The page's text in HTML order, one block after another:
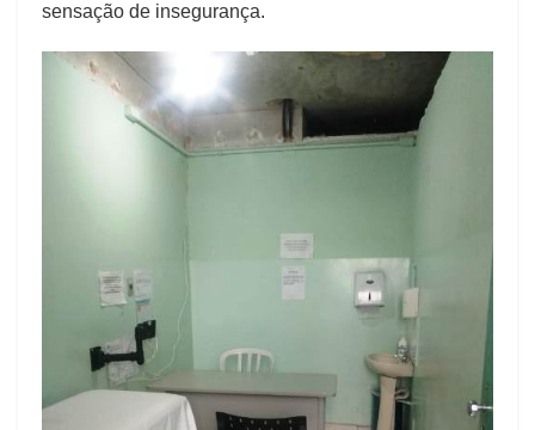
sensação de insegurança.